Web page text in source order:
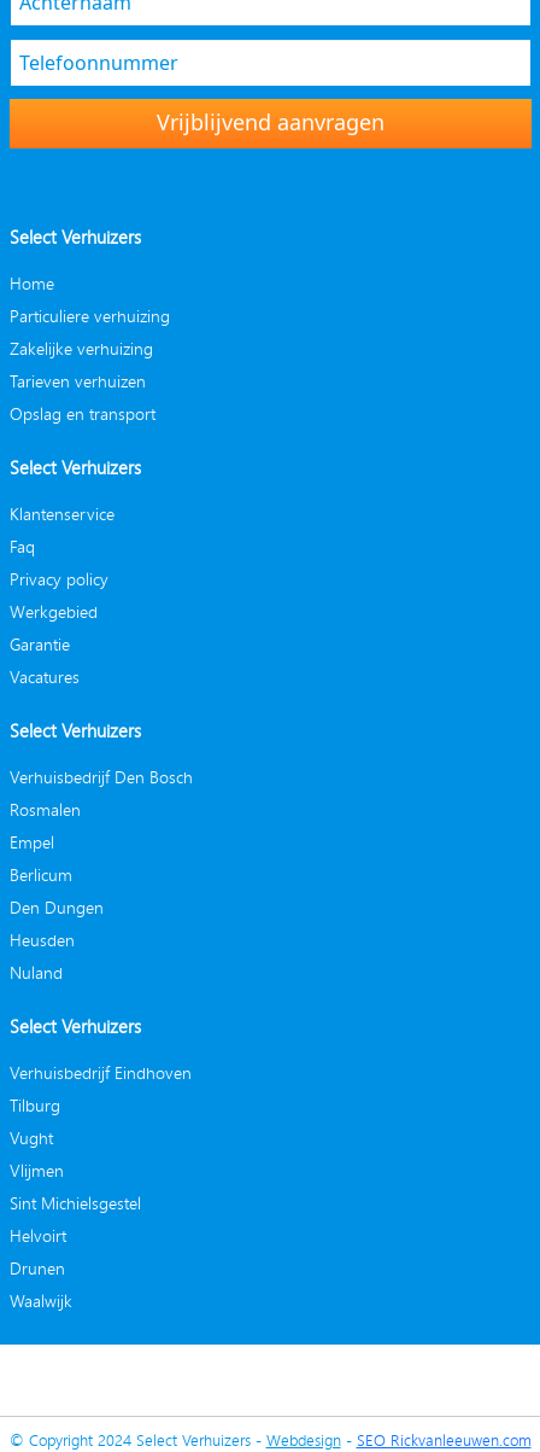
Vrijblijvend aanvragen
Select Verhuizers
Home
Particuliere verhuizing
Zakelijke verhuizing
Tarieven verhuizen
Opslag en transport
Select Verhuizers
Klantenservice
Faq
Privacy policy
Werkgebied
Garantie
Vacatures
Select Verhuizers
Verhuisbedrijf Den Bosch
Rosmalen
Empel
Berlicum
Den Dungen
Heusden
Nuland
Select Verhuizers
Verhuisbedrijf Eindhoven
Tilburg
Vught
Vlijmen
Sint Michielsgestel
Helvoirt
Drunen
Waalwijk
© Copyright 2024 Select Verhuizers - Webdesign- SEO Rickvanleeuwen.com